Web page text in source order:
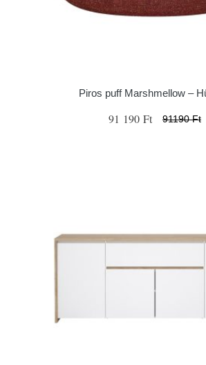
Piros puff Marshmellow –
91 190 Ft 91190 Ft